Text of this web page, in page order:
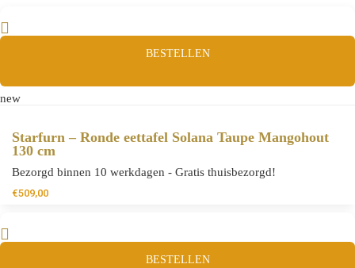
BESTELLEN
new
Starfurn – Ronde eettafel Solana Taupe Mangohout
130 cm
Bezorgd binnen 10 werkdagen - Gratis thuisbezorgd!
€509,00
BESTELLEN